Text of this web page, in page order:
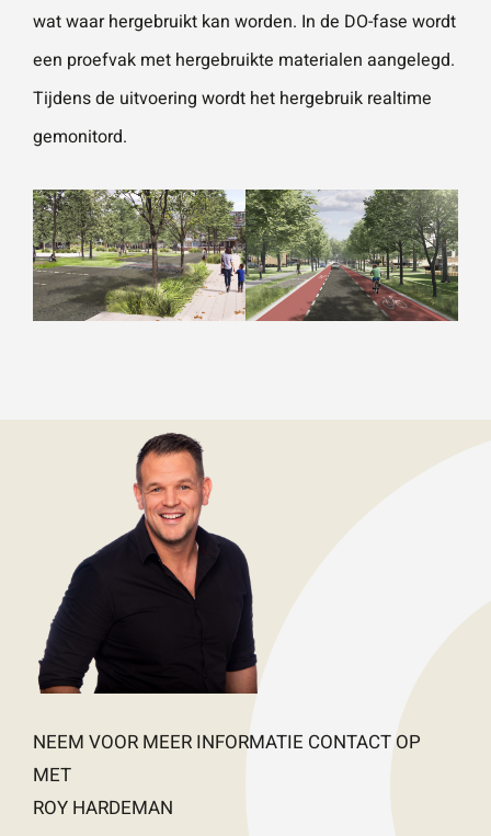
wat waar hergebruikt kan worden. In de DO-fase wordt
een proefvak met hergebruikte materialen aangelegd.
Tijdens de uitvoering wordt het hergebruik realtime
gemonitord.
NEEM VOOR MEER INFORMATIE CONTACT OP
MET
ROY HARDEMAN